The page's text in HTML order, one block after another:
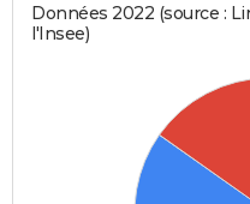
Données 2022 (source :
l'Insee)